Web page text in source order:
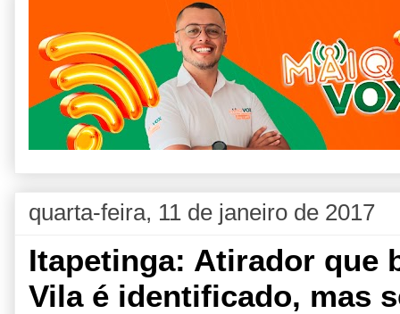
quarta-feira, 11 de janeiro de 2017
Itapetinga: Atirador que
Vila é identificado, mas